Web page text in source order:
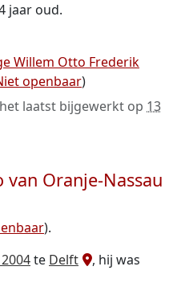
jaar oud.
Willem Otto Frederik
openbaar)
laatst bijgewerkt op 13
van Oranje-Nassau
).
te Delft
, hij was